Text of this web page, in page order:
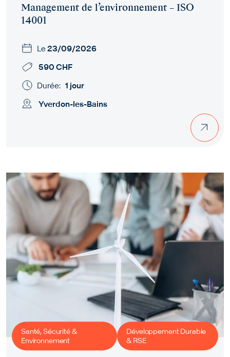
Management de l’environnement – ISO
14001
Le23/09/2026
590 CHF
Durée: 1 jour
Yverdon-les-Bains
Santé, Sécurité &
Environnement
Développement Durable
& RSE